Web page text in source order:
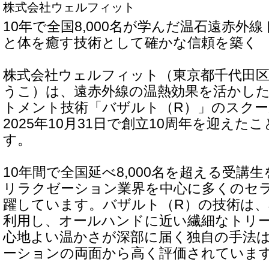
株式会社ウェルフィット
10年で全国8,000名が学んだ温石遠赤外
と体を癒す技術として確かな信頼を築く
株式会社ウェルフィット（東京都千代田
うこ）は、遠赤外線の温熱効果を活かし
トメント技術「バザルト（R）」のスク
2025年10月31日で創立10周年を迎えた
す。
10年間で全国延べ8,000名を超える受講
リラクゼーション業界を中心に多くのセ
躍しています。バザルト（R）の技術は
利用し、オールハンドに近い繊細なトリ
心地よい温かさが深部に届く独自の手法
ーションの両面から高く評価されていま